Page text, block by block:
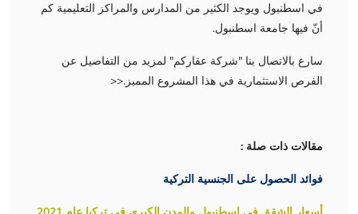
في اسطنبول ويوجد الكثير من المدارس والمراكز التعليمية كم
أنّ فيها جامعة اسطنبول.
سارع بالاتصال بنا "شركة عقاركم" لمزيد من التفاصيل عن
الفرص الاستثمارية في هذا المشروع المميز.<<
مقالات ذات صلة :
فوائد الحصول على الجنسية التركية